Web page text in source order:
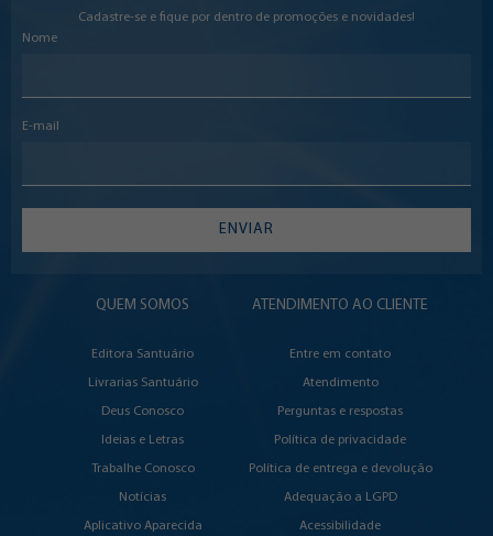
Cadastre-se e fique por dentro de promoções e novidades!
Nome
E-mail
ENVIAR
QUEM SOMOS
Editora Santuário
Livrarias Santuário
Deus Conosco
Ideias e Letras
Trabalhe Conosco
Notícias
Aplicativo Aparecida
ATENDIMENTO AO CLIENTE
Entre em contato
Atendimento
Perguntas e respostas
Política de privacidade
Política de entrega e devolução
Adequação a LGPD
Acessibilidade